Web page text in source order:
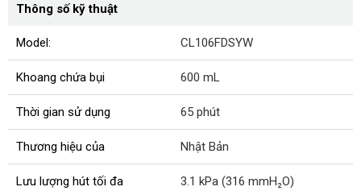
Thông số kỹ thuật
Model: CL106FDSYW
Khoang chứa bụi 600 mL
Thời gian sử dụng 65 phút
Thương hiệu của Nhật Bản
Lưu lượng hút tối đa 3.1 kPa (316 mmH₂O)